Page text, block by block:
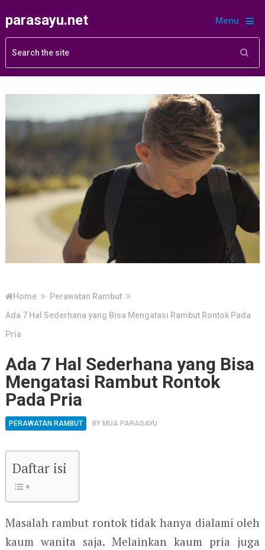
parasayu.net Menu
Home
Perawatan Rambut
Ada 7 Hal Sederhana yang Bisa Mengatasi Rambut Rontok Pada
Pria
Ada 7 Hal Sederhana yang Bisa
Mengatasi Rambut Rontok
Pada Pria
PERAWATAN RAMBUT BY MUA PARASAYU
Daftar isi
Masalah rambut rontok tidak hanya dialami oleh
kaum wanita saja. Melainkan kaum pria juga